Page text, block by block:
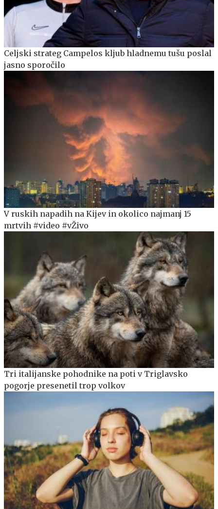
Celjski strateg Campelos kljub hladnemu tušu poslal
jasno sporočilo
V ruskih napadih na Kijev in okolico najmanj 15
mrtvih #video #vŽivo
Tri italijanske pohodnike na poti v Triglavsko
pogorje presenetil trop volkov